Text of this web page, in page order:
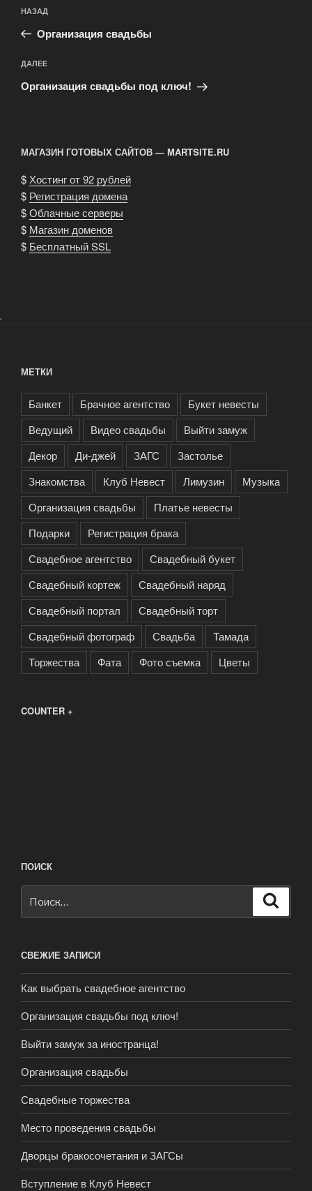
по
записям
Предыдущая
запись:
НАЗАД
Организация свадьбы
Следующая
запись
ДАЛЕЕ
Организация свадьбы под ключ!
МАГАЗИН ГОТОВЫХ САЙТОВ — MARTSITE.RU
$ Хостинг от 92 рублей
$ Регистрация домена
$Облачные серверы
$ Магазин доменов
$ Бесплатный SSL
.
МЕТКИ
Банкет Брачное агентство
Букет невесты
Ведущий
Видео свадьбы
Выйти замуж
Декор
Ди-джей ЗАГС
Застолье
Знакомства
Клуб Невест Лимузин
Музыка
Организация свадьбы
Платье невесты
Подарки
Регистрация брака
Свадебное агентство
Свадебный букет
Свадебный кортеж
Свадебный наряд
Свадебный портал
Свадебный торт
Свадебный фотограф
Свадьба
Тамада
Торжества
Фата Фото съемка Цветы
COUNTER +
ПОИСК
СВЕЖИЕ ЗАПИСИ
Как выбрать свадебное агентство
Организация свадьбы под ключ!
Выйти замуж за иностранца!
Организация свадьбы
Свадебные торжества
Место проведения свадьбы
Дворцы бракосочетания и ЗАГСы
Вступление в Клуб Невест